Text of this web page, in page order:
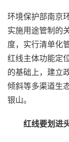
环境保护部南京
实施用途管制的
度，实行清单化
红线主体功能定
的基础上，建立
倾斜等多渠道生
银山。
红线要划进